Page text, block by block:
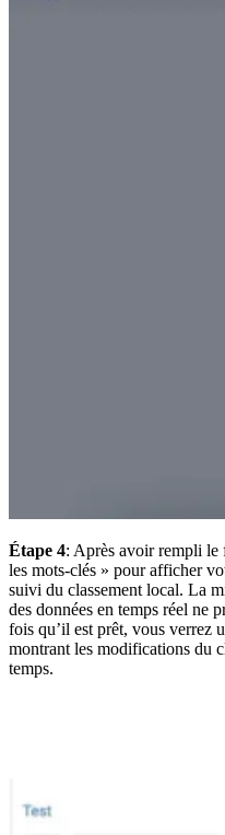
Étape 4: Après avoir rempli le
les mots-clés » pour afficher
suivi du classement local. La
des données en temps réel ne
fois qu’il est prêt, vous verrez
montrant les modifications du
temps.